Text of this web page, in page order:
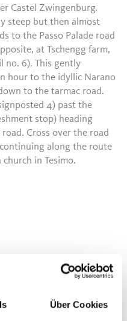
Über Cookies
Castel Zwingenburg.
steep but then almost
to the Passo Palade road
at Tschengg farm,
no. 6). This gently
hour to the idyllic Narano
to the tarmac road.
4) past the
stop) heading
Cross over the road
along the route
in Tesimo.